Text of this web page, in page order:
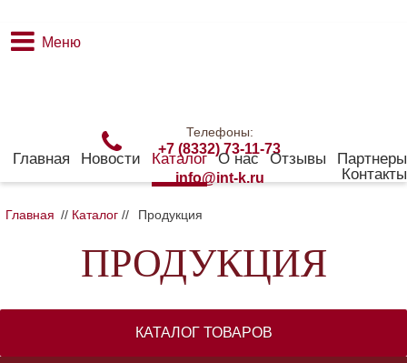
Меню
Телефоны:
+7 (8332) 73-11-73
info@int-k.ru
Главная Новости Каталог О нас Отзывы
Партнеры
Контакты
Главная // Каталог // Продукция
ПРОДУКЦИЯ
КАТАЛОГ ТОВАРОВ